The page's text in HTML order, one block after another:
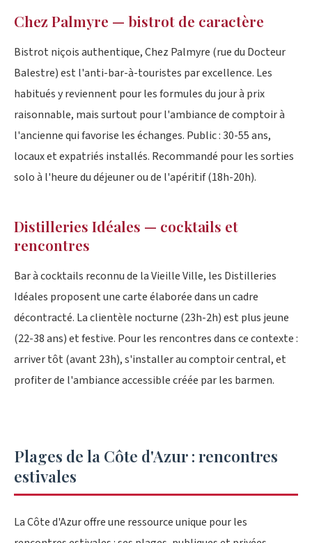
Chez Palmyre — bistrot de caractère
Bistrot niçois authentique, Chez Palmyre (rue du Docteur
Balestre) est l'anti-bar-à-touristes par excellence. Les
habitués y reviennent pour les formules du jour à prix
raisonnable, mais surtout pour l'ambiance de comptoir à
l'ancienne qui favorise les échanges. Public : 30-55 ans,
locaux et expatriés installés. Recommandé pour les sorties
solo à l'heure du déjeuner ou de l'apéritif (18h-20h).
Distilleries Idéales — cocktails et
rencontres
Bar à cocktails reconnu de la Vieille Ville, les Distilleries
Idéales proposent une carte élaborée dans un cadre
décontracté. La clientèle nocturne (23h-2h) est plus jeune
(22-38 ans) et festive. Pour les rencontres dans ce contexte :
arriver tôt (avant 23h), s'installer au comptoir central, et
profiter de l'ambiance accessible créée par les barmen.
Plages de la Côte d'Azur : rencontres
estivales
La Côte d'Azur offre une ressource unique pour les